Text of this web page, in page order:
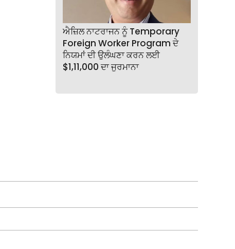
ਐਜ਼ਿਲ ਨਾਟਰਾਜਨ ਨੂੰ Temporary
Foreign Worker Program ਦੇ
ਨਿਯਮਾਂ ਦੀ ਉਲੰਘਣਾ ਕਰਨ ਲਈ
$1,11,000 ਦਾ ਜੁਰਮਾਨਾ